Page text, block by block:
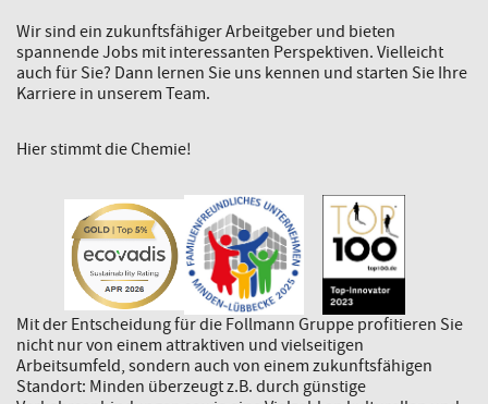
Wir sind ein zukunftsfähiger Arbeitgeber und bieten
spannende Jobs mit interessanten Perspektiven. Vielleicht
auch für Sie? Dann lernen Sie uns kennen und starten Sie Ihre
Karriere in unserem Team.
Hier stimmt die Chemie!
Mit der Entscheidung für die Follmann Gruppe profitieren Sie
nicht nur von einem attraktiven und vielseitigen
Arbeitsumfeld, sondern auch von einem zukunftsfähigen
Standort: Minden überzeugt z.B. durch günstige